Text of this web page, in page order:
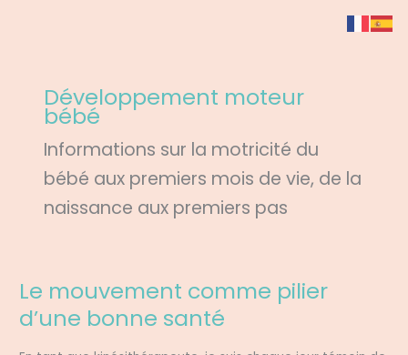
Développement moteur
bébé
Informations sur la motricité du
bébé aux premiers mois de vie, de la
naissance aux premiers pas
Le mouvement comme pilier
d’une bonne santé
Le
comme